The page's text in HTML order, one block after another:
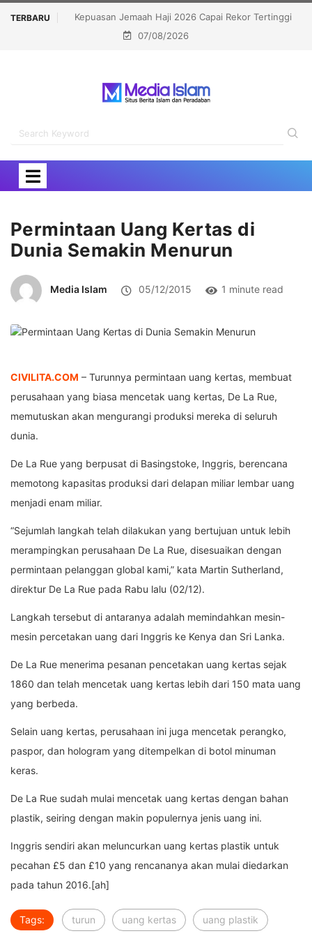
TERBARU
Haji 2026 Capai Rekor Tertinggi
Politisi Muslim Berpeluang jadi
07/08/2026
Permintaan Uang Kertas di
Dunia Semakin Menurun
Media Islam 05/12/2015 1 minute read
CIVILITA.COM – Turunnya permintaan uang kertas, membuat
perusahaan yang biasa mencetak uang kertas, De La Rue,
memutuskan akan mengurangi produksi mereka di seluruh
dunia.
De La Rue yang berpusat di Basingstoke, Inggris, berencana
memotong kapasitas produksi dari delapan miliar lembar uang
menjadi enam miliar.
“Sejumlah langkah telah dilakukan yang bertujuan untuk lebih
merampingkan perusahaan De La Rue, disesuaikan dengan
permintaan pelanggan global kami,” kata Martin Sutherland,
direktur De La Rue pada Rabu lalu (02/12).
Langkah tersebut di antaranya adalah memindahkan mesin-
mesin percetakan uang dari Inggris ke Kenya dan Sri Lanka.
De La Rue menerima pesanan pencetakan uang kertas sejak
1860 dan telah mencetak uang kertas lebih dari 150 mata uang
yang berbeda.
Selain uang kertas, perusahaan ini juga mencetak perangko,
paspor, dan hologram yang ditempelkan di botol minuman
keras.
De La Rue sudah mulai mencetak uang kertas dengan bahan
plastik, seiring dengan makin populernya jenis uang ini.
Inggris sendiri akan meluncurkan uang kertas plastik untuk
pecahan £5 dan £10 yang rencananya akan mulai diedarkan
pada tahun 2016.[ah]
Tags: turun uang kertas uang plastik